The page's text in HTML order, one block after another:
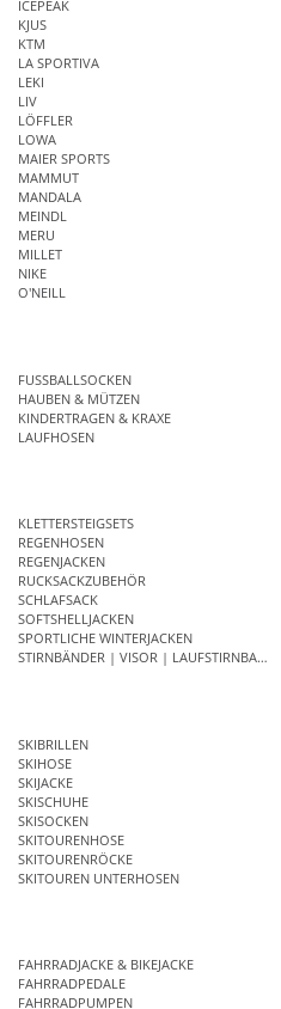
ICEPEAK
KJUS
KTM
LA SPORTIVA
LEKI
LIV
LÖFFLER
LOWA
MAIER SPORTS
MAMMUT
MANDALA
MEINDL
MERU
MILLET
NIKE
O'NEILL
FUSSBALLSOCKEN
HAUBEN & MÜTZEN
KINDERTRAGEN & KRAXE
LAUFHOSEN
KLETTERSTEIGSETS
REGENHOSEN
REGENJACKEN
RUCKSACKZUBEHÖR
SCHLAFSACK
SOFTSHELLJACKEN
SPORTLICHE WINTERJACKEN
STIRNBÄNDER | VISOR | LAUFSTIRNBAND
SKIBRILLEN
SKIHOSE
SKIJACKE
SKISCHUHE
SKISOCKEN
SKITOURENHOSE
SKITOURENRÖCKE
SKITOUREN UNTERHOSEN
FAHRRADJACKE & BIKEJACKE
FAHRRADPEDALE
FAHRRADPUMPEN